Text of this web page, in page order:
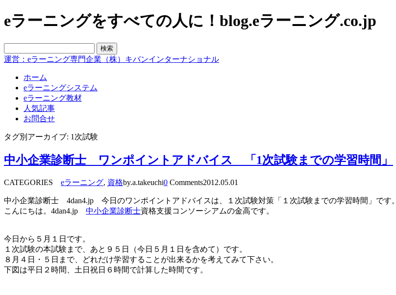
eラーニングをすべての人に！blog.eラーニング.co.jp
運営：eラーニング専門企業（株）キバンインターナショナル
ホーム
eラーニングシステム
eラーニング教材
人気記事
お問合せ
タグ別アーカイブ: 1次試験
中小企業診断士 ワンポイントアドバイス 「1次試験までの学習時間」
CATEGORIES eラーニング, 資格by.a.takeuchi0 Comments2012.05.01
中小企業診断士 4dan4.jp 今日のワンポイントアドバイスは、１次試験対策「１次試験までの学習時間」です。
こんにちは。4dan4.jp 中小企業診断士資格支援コンソーシアムの金高です。
今日から５月１日です。
１次試験の本試験まで、あと９５日（今日５月１日を含めて）です。
８月４日・５日まで、どれだけ学習することが出来るかを考えてみて下さい。
下図は平日２時間、土日祝日６時間で計算した時間です。